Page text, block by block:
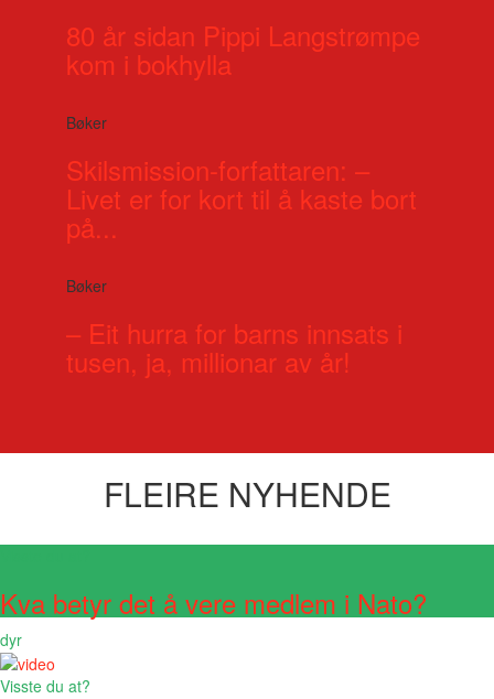
80 år sidan Pippi Langstrømpe
kom i bokhylla
Bøker
Skilsmission-forfattaren: –
Livet er for kort til å kaste bort
på...
Bøker
– Eit hurra for barns innsats i
tusen, ja, millionar av år!
FLEIRE NYHENDE
Kva betyr det å vere medlem i Nato?
dyr
Visste du at?